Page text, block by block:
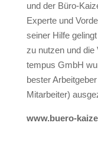
und der Büro-
Experte und
seiner Hilfe
zu nutzen und die
tempus GmbH
bester
Mitarbeiter)
www.buero-